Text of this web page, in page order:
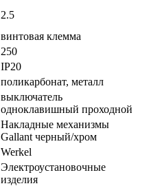
2.5
винтовая клемма
250
IP20
поликарбонат, металл
выключатель
одноклавишный проходной
Накладные механизмы
Gallant черный/хром
Werkel
Электроустановочные
изделия